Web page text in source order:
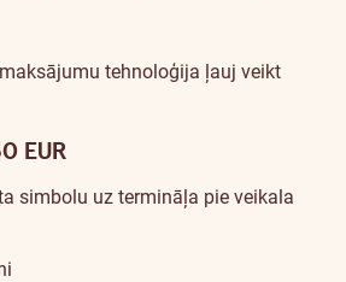
tehnoloģija ļauj veikt
EUR
simbolu uz termināļa pie veikala